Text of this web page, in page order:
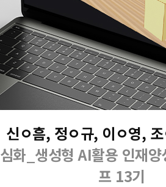
신ㅇ흠, 정ㅇ규, 이ㅇ영,
심화_생성형 AI활용 인재
프 13기